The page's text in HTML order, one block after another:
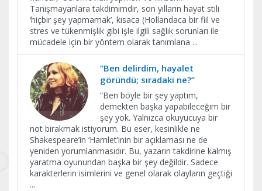
Tanışmayanlara takdimimdir, son yılların hayat stili
‘hiçbir şey yapmamak’, kısaca (Hollandaca bir fiil ve
stres ve tükenmişlik gibi işle ilgili sağlık sorunları ile
mücadele için bir yöntem olarak tanımlana ...
“Ben delirdim, hayalet
göründü; sıradaki ne?”
“Ben böyle bir şey yaptım,
demekten başka yapabileceğim bir
şey yok. Yalnızca okuyucuya bir
not bırakmak istiyorum. Bu eser, kesinlikle ne
Shakespeare’in ‘Hamlet’inin bir açıklaması ne de
yeniden yorumlanmasıdır. Bu, yazarın takdirine kalmış
yaratma oyunundan başka bir şey değildir. Sadece
karakterlerin isimlerini ve genel olarak olayların geçtiği
...